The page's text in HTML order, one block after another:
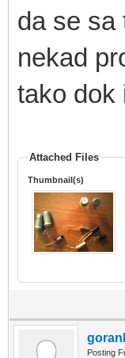
da se sa
nekad
tako dok
Attached Files
Thumbnail(s)
Posting